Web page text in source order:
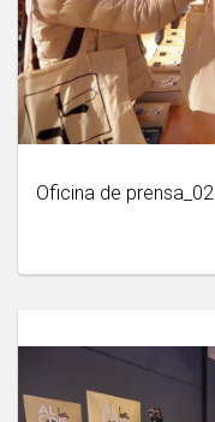
Oficina de prensa_02